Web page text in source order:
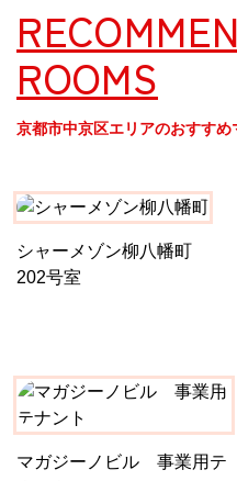
ROOMS
京都市中京区エリアのおすすめ
シャーメゾン柳八幡町
202号室
マガジーノビル 事業用テ